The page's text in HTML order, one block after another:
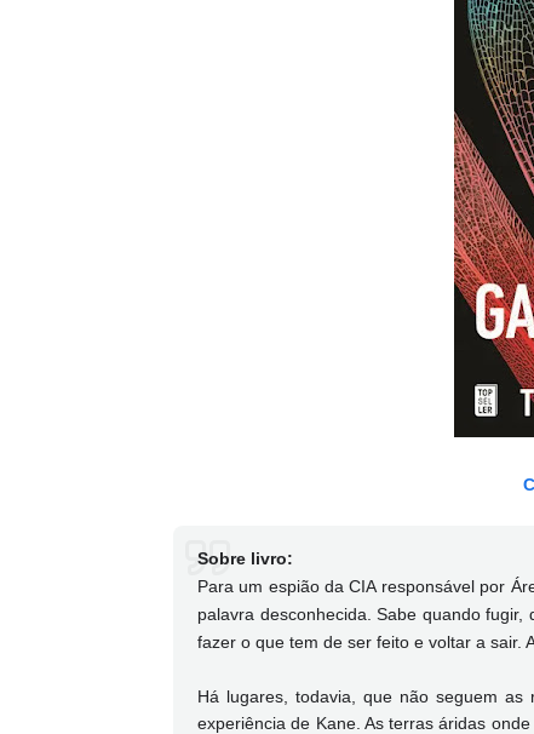
Sobre livro:
Para um espião da CIA responsável por
palavra desconhecida. Sabe quando
fazer o que tem de ser feito e voltar a sair.
Há lugares, todavia, que não seguem
experiência de Kane. As terras áridas